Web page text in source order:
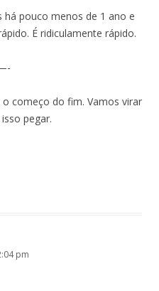
pouco menos de 1 ano e
É ridiculamente rápido.
começo do fim. Vamos virar
pegar.
pm